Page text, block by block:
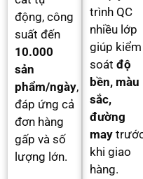
động, công
suất đến
10.000
sản
phẩm/ngày,
đáp ứng cả
đơn hàng
gấp và số
lượng lớn.
trình QC
nhiều lớp
giúp kiểm
soát độ
bền, màu
sắc,
đường
may
khi giao
hàng.